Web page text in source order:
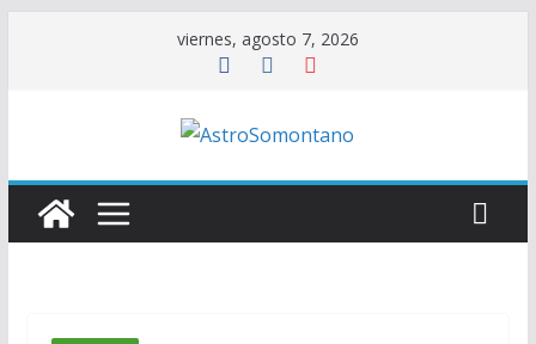
viernes, agosto 7, 2026